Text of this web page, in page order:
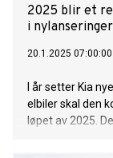
2025 blir et
i
20.1.2025 07:00:00
I år setter Kia
elbiler skal den
løpet av 2025.